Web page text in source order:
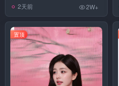
2天前 2W+
置顶